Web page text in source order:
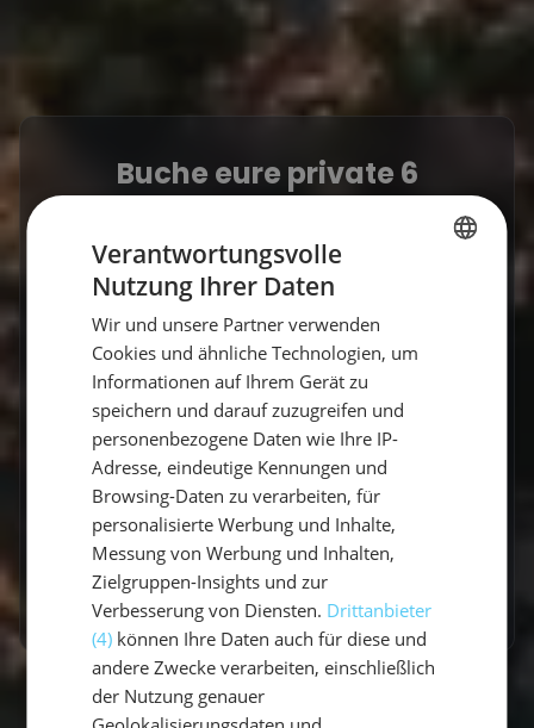
Buche eure private 6
Genieße die Privatsphäre einer eigenen
Yacht und die Freiheit, jeden Tag neue
Horizonte zu entdecken. Perfekt für
Gruppen: Teile die Kosten und spare
Geld. Dein Meer, deine Regeln, dein
Budget.
6 Kabinen Yacht buchen
persönliche Beratung
Verantwortungsvolle
Nutzung Ihrer Daten
Wir und unsere Partner verwenden
Cookies und ähnliche Technologien, um
Informationen auf Ihrem Gerät zu
speichern und darauf zuzugreifen und
personenbezogene Daten wie Ihre IP-
Adresse, eindeutige Kennungen und
Browsing-Daten zu verarbeiten, für
personalisierte Werbung und Inhalte,
Messung von Werbung und Inhalten,
Zielgruppen-Insights und zur
Verbesserung von Diensten. Drittanbieter
(4) können Ihre Daten auch für diese und
andere Zwecke verarbeiten, einschließlich
der Nutzung genauer